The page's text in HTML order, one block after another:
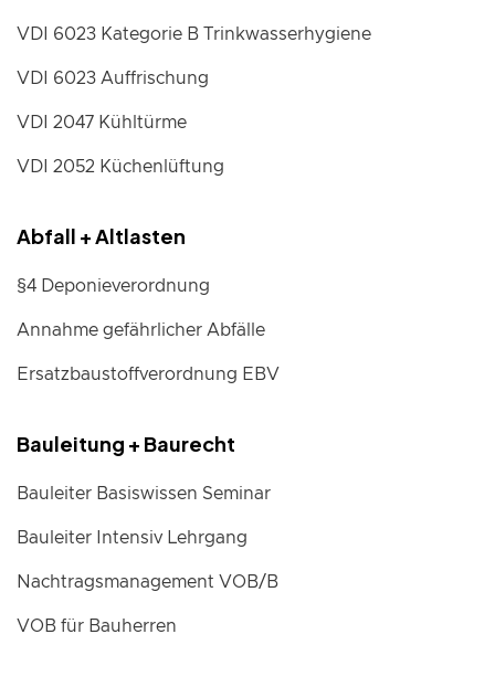
VDI 6023 Kategorie B Trinkwasserhygiene
VDI 6023 Auffrischung
VDI 2047 Kühltürme
VDI 2052 Küchenlüftung
Abfall + Altlasten
§4 Deponieverordnung
Annahme gefährlicher Abfälle
Ersatzbaustoffverordnung EBV
Bauleitung + Baurecht
Bauleiter Basiswissen Seminar
Bauleiter Intensiv Lehrgang
Nachtragsmanagement VOB/B
VOB für Bauherren